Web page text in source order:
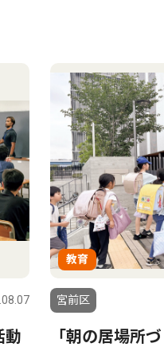
動
教育
宮前区
「朝の居場所